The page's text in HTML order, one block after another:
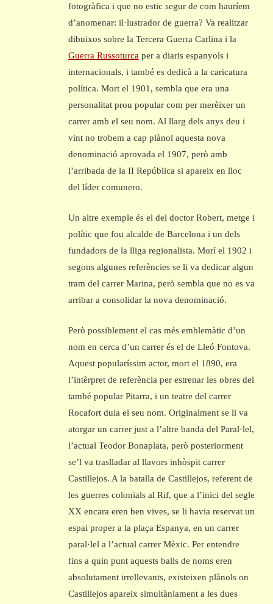
fotogràfica i que no estic segur de com hauríem
d’anomenar: il·lustrador de guerra? Va realitzar
dibuixos sobre la Tercera Guerra Carlina i la
Guerra Russoturca per a diaris espanyols i
internacionals, i també es dedicà a la caricatura
política. Mort el 1901, sembla que era una
personalitat prou popular com per merèixer un
carrer amb el seu nom. Al llarg dels anys deu i
vint no trobem a cap plànol aquesta nova
denominació aprovada el 1907, però amb
l’arribada de la II República si apareix en lloc
del líder comunero.
Un altre exemple és el del doctor Robert, metge i
polític que fou alcalde de Barcelona i un dels
fundadors de la lliga regionalista. Morí el 1902 i
segons algunes referències se li va dedicar algun
tram del carrer Marina, però sembla que no es va
arribar a consolidar la nova denominació.
Però possiblement el cas més emblemàtic d’un
nom en cerca d’un carrer és el de Lleó Fontova.
Aquest popularíssim actor, mort el 1890, era
l’intèrpret de referència per estrenar les obres del
també popular Pitarra, i un teatre del carrer
Rocafort duia el seu nom. Originalment se li va
atorgar un carrer just a l’altre banda del Paral·lel,
l’actual Teodor Bonaplata, però posteriorment
se’l va traslladar al llavors inhòspit carrer
Castillejos. A la batalla de Castillejos, referent de
les guerres colonials al Rif, que a l’inici del segle
XX encara eren ben vives, se li havia reservat un
espai proper a la plaça Espanya, en un carrer
paral·lel a l’actual carrer Mèxic. Per entendre
fins a quin punt aquests balls de noms eren
absolutament irrellevants, existeixen plànols on
Castillejos apareix simultàniament a les dues